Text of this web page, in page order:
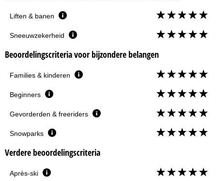
Liften & banen
Sneeuwzekerheid
Beoordelingscriteria voor bijzondere belangen
Families & kinderen
Beginners
Gevorderden & freeriders
Snowparks
Verdere beoordelingscriteria
Après-ski